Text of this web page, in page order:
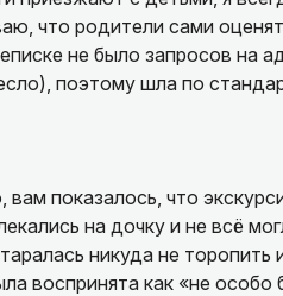
что родители сами
не было запросов на
поэтому шла по
показалось, что
на дочку и не всё
никуда не
воспринята как «не